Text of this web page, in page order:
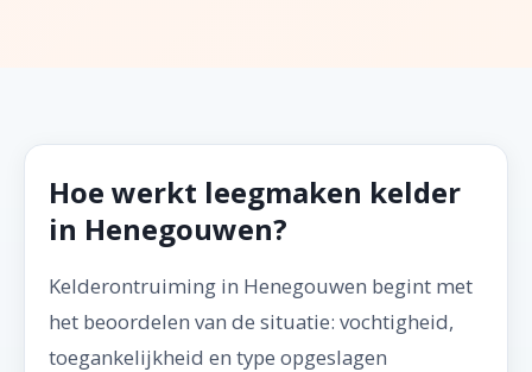
Hoe werkt leegmaken kelder
in Henegouwen?
Kelderontruiming in Henegouwen begint met
het beoordelen van de situatie: vochtigheid,
toegankelijkheid en type opgeslagen